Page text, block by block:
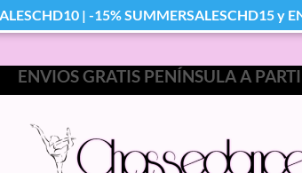
ENVIOS GRATIS PENÍNSULA A
| -15% SUMMERSALESCHD15 y